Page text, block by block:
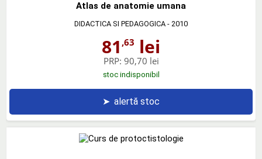
Atlas de anatomie umana
DIDACTICA SI PEDAGOGICA - 2010
81 ,63 lei
PRP: 90,70 lei
stoc indisponibil
➤ alertă stoc